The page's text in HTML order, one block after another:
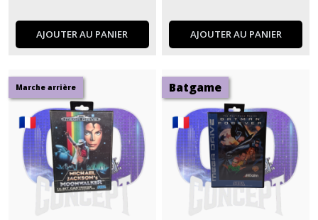
AJOUTER AU PANIER AJOUTER AU PANIER
Marche arrière Batgame